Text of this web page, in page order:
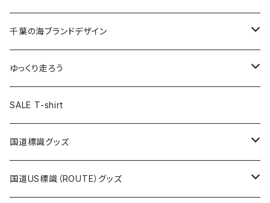
キャップ
トートバッグ
ランチバッグ
エコバッグ
キーホルダー
クリアファイル
缶バッジ
キーホルダー
クリアファイル
缶バッジ54mm
JAGUARさんコラボグッズ
Tシャツ
ステッカー
サコッシュ
ホテルキーホルダー
モーテルキーホルダー
トートバッグ
缶バッジ
クリアファイル
マスク
エコバッグ
千葉ロッテマリーンズコラボ
キャップ
エコバッグ
ステッカー
モーテルキーホルダー
ホテルキーホルダー
Tシャツ
キャップ
ステッカー
ホテルキーホルダー
千葉の海ブランドデザイン
Tシャツ
キャップ
ステッカー
ゆっくり走ろう
Tシャツ
ステッカー
ホテルキーホルダー
SALE T-shirt
国道標識グッズ
ステッカー
国道US標識（ROUTE）グッズ